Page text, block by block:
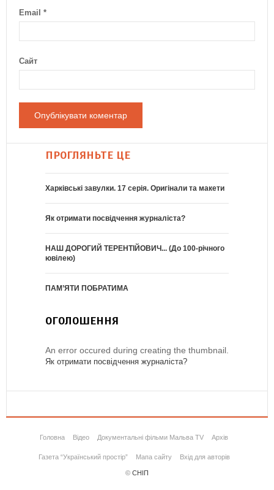
Email *
Сайт
ПРОГЛЯНЬТЕ ЦЕ
Харківські завулки. 17 серія. Оригінали та макети
Як отримати посвідчення журналіста?
НАШ ДОРОГИЙ ТЕРЕНТІЙОВИЧ... (До 100-річного
ювілею)
ПАМ’ЯТИ ПОБРАТИМА
ОГОЛОШЕННЯ
An error occured during creating the thumbnail.
Як отримати посвідчення журналіста?
Головна Відео Документальні фільми Мальва TV Архів
Газета “Український простір” Мапа сайту Вхід для авторів
© СНІП